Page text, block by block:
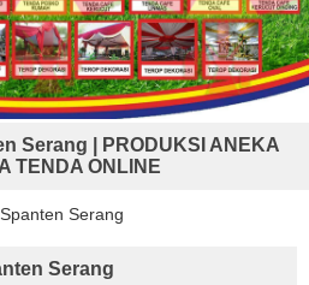
Serang | PRODUKSI ANEKA
TENDA ONLINE
Serang
Serang